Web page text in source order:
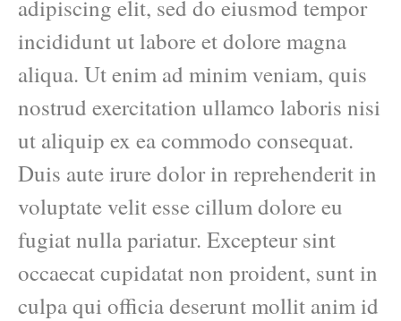
adipiscing elit, sed do eiusmod tempor
incididunt ut labore et dolore magna
aliqua. Ut enim ad minim veniam, quis
nostrud exercitation ullamco laboris nisi
ut aliquip ex ea commodo consequat.
Duis aute irure dolor in reprehenderit in
voluptate velit esse cillum dolore eu
fugiat nulla pariatur. Excepteur sint
occaecat cupidatat non proident, sunt in
culpa qui officia deserunt mollit anim id